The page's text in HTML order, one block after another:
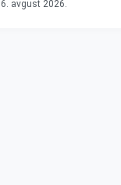
6. avgust 2026.